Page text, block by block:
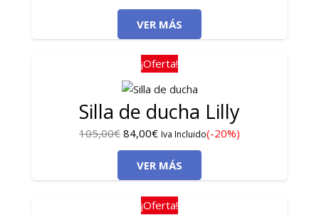
precio
original
era:
129,00€.
precio
actual
es:
79,00€.
VER MÁS
¡Oferta!
Silla de ducha Lilly
105,00€ El
precio
original
era:
105,00€.
84,00€El
precio
actual
es:
84,00€.
Iva Incluido(-20%)
VER MÁS
¡Oferta!